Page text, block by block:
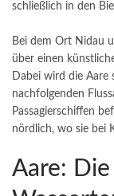
schließlich in den
Bei dem Ort Nidau
über einen
Dabei wird die Aare
nachfolgenden
Passagierschiffen
nördlich, wo sie bei
Aare: